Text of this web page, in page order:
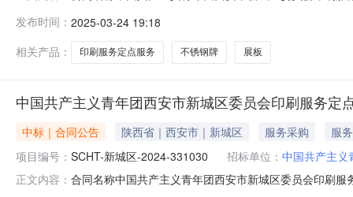
华人民共和国政府采购法实施条例》的要求由采购人发
发布时间： 2025-03-24 19:18
相关产品：
印刷服务定点服务 不锈钢牌 展板
中国共产主义青年团西安市新城区委员会印刷服务定
中标｜合同公告 陕西省｜西安市｜新城区 服务采购
服务
项目编号： SCHT-新城区-2024-331030 招标单位： 中国共产主义
正文内容： 合同名称中国共产主义青年团西安市新城区委员会印刷